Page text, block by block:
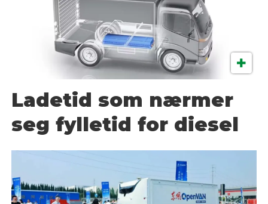
Ladetid som nærmer
seg fylletid for diesel